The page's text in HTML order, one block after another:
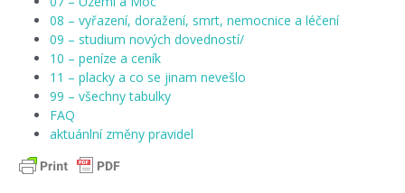
08 – vyřazení, doražení, smrt, nemocnice a léčení
09 – studium nových dovedností/
10 – peníze a ceník
11 – placky a co se jinam nevešlo
99 – všechny tabulky
FAQ
aktuánlní změny pravidel